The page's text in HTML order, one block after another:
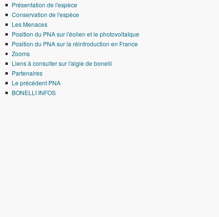
Présentation de l'espèce
Conservation de l'espèce
Les Menaces
Position du PNA sur l'éolien et le photovoltaïque
Position du PNA sur la réintroduction en France
Zooms
Liens à consulter sur l'aigle de bonelli
Partenaires
Le précédent PNA
BONELLI INFOS